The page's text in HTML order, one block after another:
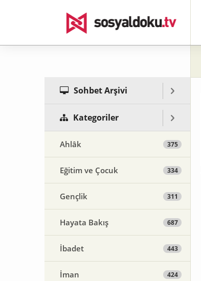
Sohbet Arşivi
Kategoriler
Ahlâk 375
Eğitim ve Çocuk 334
Gençlik 311
Hayata Bakış 687
İbadet 443
İman 424